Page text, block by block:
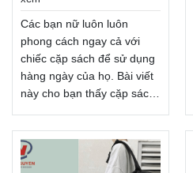
FreeShip toàn quốc, Miễn
phí đổi trả hàng, thanh toán
tiền khi nhận hàng.
Xem thêm
Các bạn nữ luôn luôn
phong cách ngay cả với
chiếc cặp sách để sử dụng
hàng ngày của họ. Bài viết
này cho bạn thấy cặp sách
hàng ngày để đi học. Vì vậy
hãy cùng khám phá cặp
học sinh cho nữ tốt nhất